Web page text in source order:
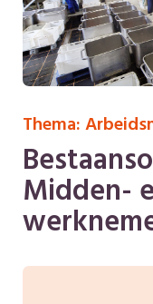
Thema:
Midden-